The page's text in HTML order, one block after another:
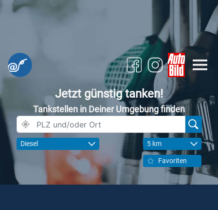
Jetzt günstig tanken!
Tankstellen in Deiner Umgebung finden
Diesel 5 km
Favoriten